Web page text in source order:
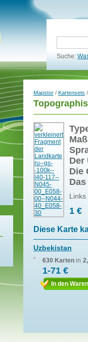
Suche:
Mapstor / Kartensets
Der
Die
1 €
Diese Karte
Uzbekistan
630 Karten in
1-71 €
In den